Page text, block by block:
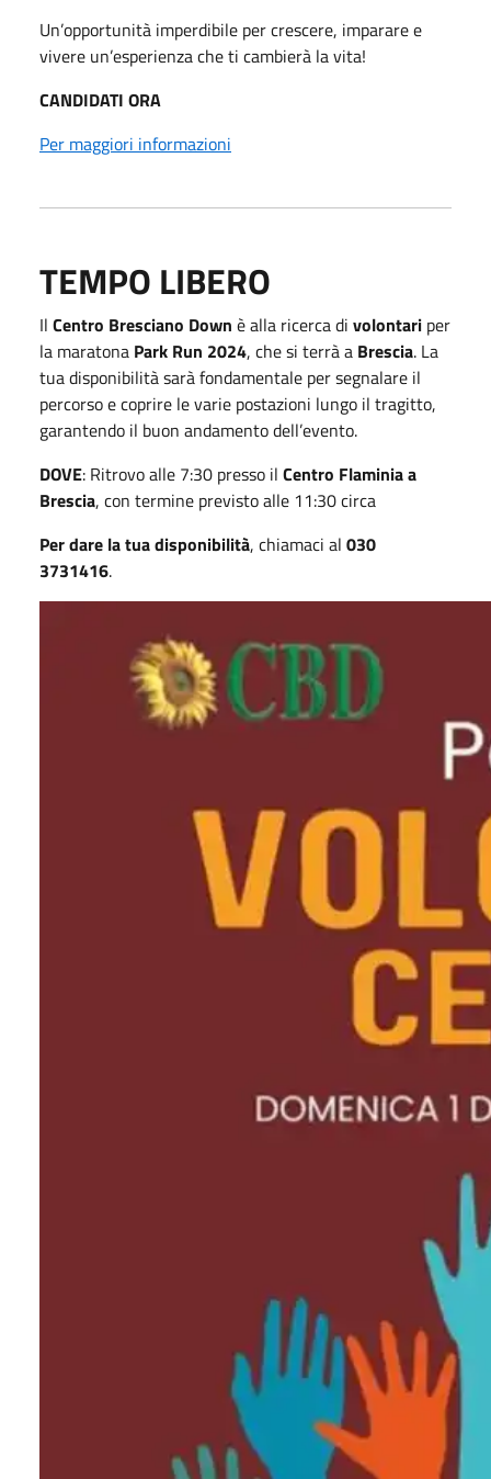
Un’opportunità imperdibile per crescere, imparare e
vivere un’esperienza che ti cambierà la vita!
CANDIDATI ORA
Per maggiori informazioni
TEMPO LIBERO
Il Centro Bresciano Down è alla ricerca di volontari per
la maratona Park Run 2024, che si terrà a Brescia. La
tua disponibilità sarà fondamentale per segnalare il
percorso e coprire le varie postazioni lungo il tragitto,
garantendo il buon andamento dell’evento.
DOVE: Ritrovo alle 7:30 presso il Centro Flaminia a
Brescia, con termine previsto alle 11:30 circa
Per dare la tua disponibilità, chiamaci al 030
3731416.